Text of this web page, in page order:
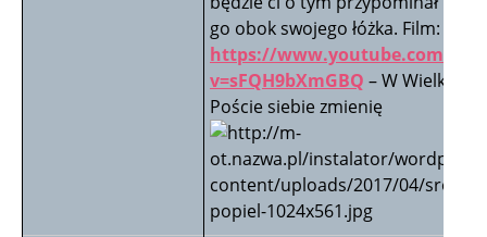
go obok swojego łóżka. Film:
https://www.youtube.com/
v=sFQH9bXmGBQ – W Wielkim
Poście siebie zmienię